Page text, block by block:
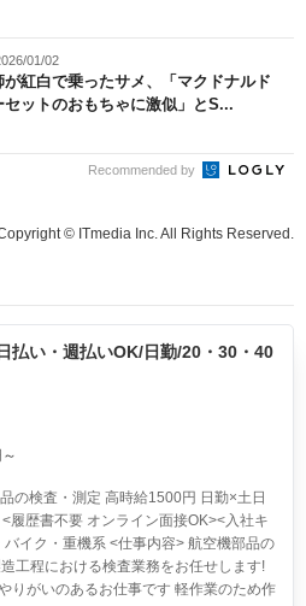
01/02
が紅白で乗ったサメ、「マクドナルド
セットのおもちゃに激似」とS...
Recommended by
© ITmedia Inc. All Rights Reserved.
払い・週払いOK/日勤/20・30・40
の検査・測定 高時給1500円 日勤×土日
履歴書不要 オンライン面接OK><入社キ
イク・重機系 <仕事内容> 航空機部品の
工程における検査業務をお任せします!
りがいのあるお仕事です 軽作業のため作